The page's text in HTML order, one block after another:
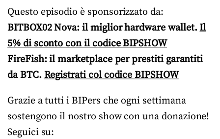
Questo episodio è sponsorizzato da:
BITBOX02 Nova: il miglior hardware wallet.Il
5% di sconto con il codice BIPSHOW
FireFish: il marketplace per prestiti garantiti
da BTC.Registrati col codice BIPSHOW
Grazie a tutti i BIPers che ogni settimana
sostengono il nostro show con una donazione!
Seguici su: